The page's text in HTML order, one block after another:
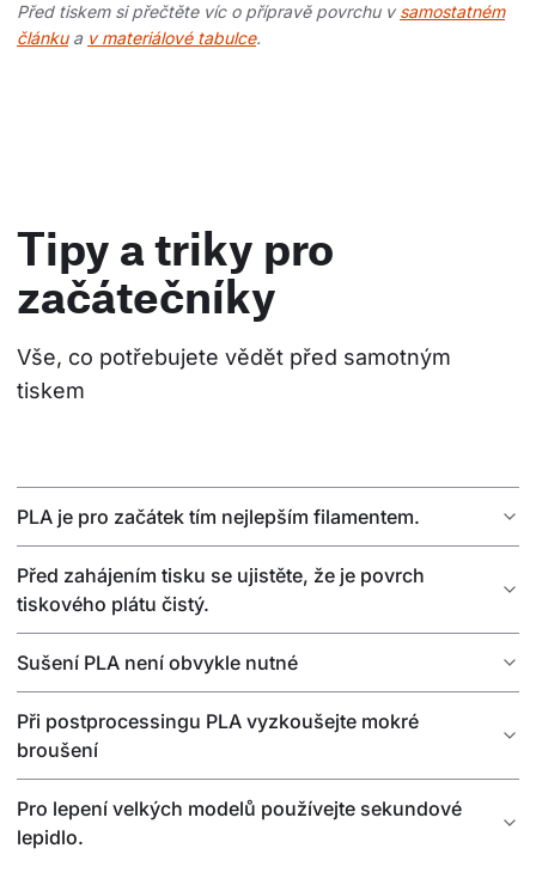
Před tiskem si přečtěte víc o přípravě povrchu v samostatném
článkua v materiálové tabulce.
Tipy a triky pro
začátečníky
Vše, co potřebujete vědět před samotným
tiskem
PLA je pro začátek tím nejlepším filamentem.
Před zahájením tisku se ujistěte, že je povrch
tiskového plátu čistý.
Sušení PLA není obvykle nutné
Při postprocessingu PLA vyzkoušejte mokré
broušení
Pro lepení velkých modelů používejte sekundové
lepidlo.